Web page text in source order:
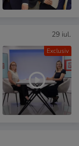
Exclusiv
29 iul.